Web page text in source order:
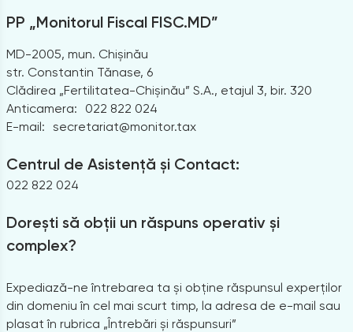
PP „Monitorul Fiscal FISC.MD”
MD-2005, mun. Chișinău
str. Constantin Tănase, 6
Clădirea „Fertilitatea-Chișinău” S.A., etajul 3, bir. 320
Anticamera:
022 822 024
E-mail: secretariat@monitor.tax
Centrul de Asistență și Contact:
022 822 024
Dorești să obții un răspuns operativ și
complex?
Expediază-ne întrebarea ta și obține răspunsul experților
din domeniu în cel mai scurt timp, la adresa de e-mail sau
plasat în rubrica „Întrebări și răspunsuri”